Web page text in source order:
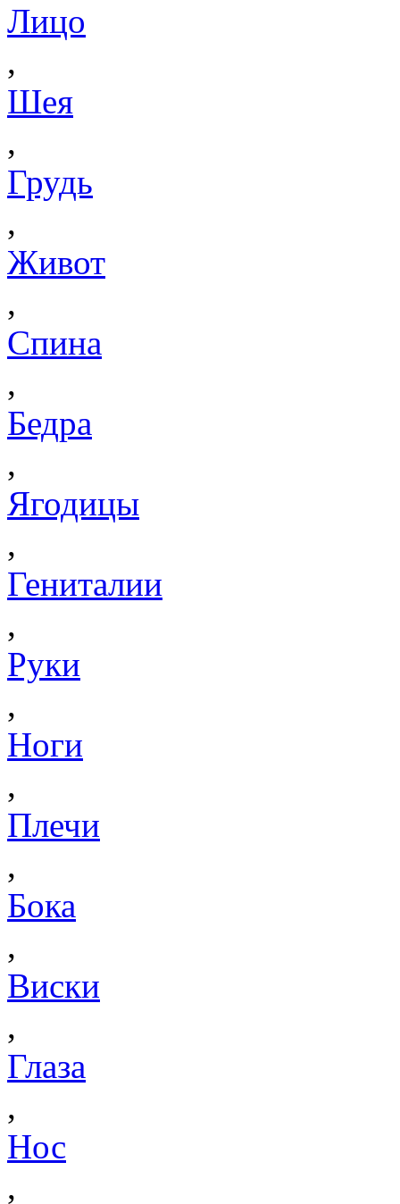
Лицо
,
Шея
,
Грудь
,
Живот
,
Спина
,
Бедра
,
Ягодицы
,
Гениталии
,
Руки
,
Ноги
,
Плечи
,
Бока
,
Виски
,
Глаза
,
Нос
,